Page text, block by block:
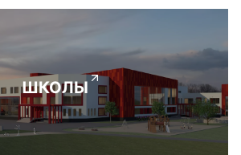
ШКОЛЫ